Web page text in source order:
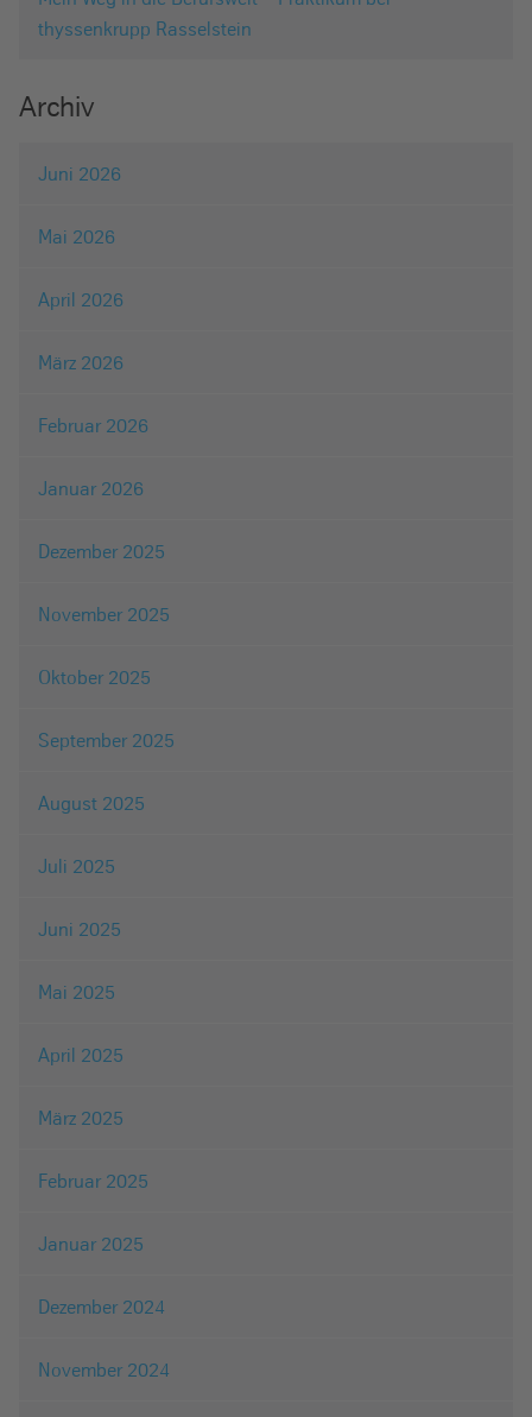
thyssenkrupp Rasselstein
Archiv
Juni 2026
Mai 2026
April 2026
März 2026
Februar 2026
Januar 2026
Dezember 2025
November 2025
Oktober 2025
September 2025
August 2025
Juli 2025
Juni 2025
Mai 2025
April 2025
März 2025
Februar 2025
Januar 2025
Dezember 2024
November 2024